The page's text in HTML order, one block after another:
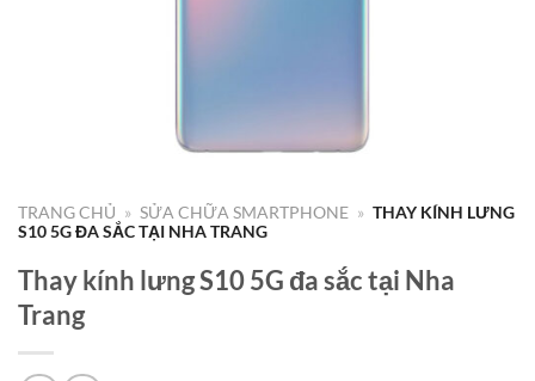
TRANG CHỦ » SỬA CHỮA SMARTPHONE » THAY KÍNH LƯNG
S10 5G ĐA SẮC TẠI NHA TRANG
Thay kính lưng S10 5G đa sắc tại Nha
Trang